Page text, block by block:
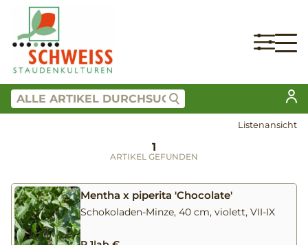
Listenansicht
1
ARTIKEL GEFUNDEN
Mentha x piperita 'Chocolate'
Schokoladen-Minze, 40 cm, violett, VII-IX